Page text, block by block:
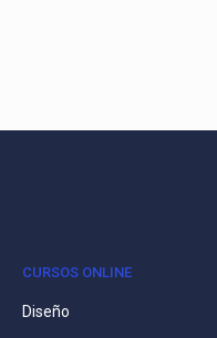
CURSOS ONLINE
Diseño